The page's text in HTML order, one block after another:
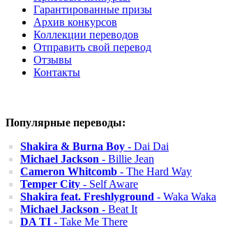
Гарантированные призы
Архив конкурсов
Коллекции переводов
Отправить свой перевод
Отзывы
Контакты
Популярные переводы:
Shakira & Burna Boy - Dai Dai
Michael Jackson - Billie Jean
Cameron Whitcomb - The Hard Way
Temper City - Self Aware
Shakira feat. Freshlyground - Waka Waka
Michael Jackson - Beat It
DA TI - Take Me There